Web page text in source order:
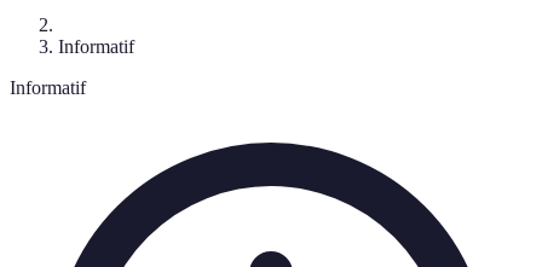
Informatif
Informatif